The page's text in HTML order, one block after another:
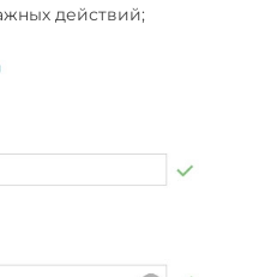
действий;